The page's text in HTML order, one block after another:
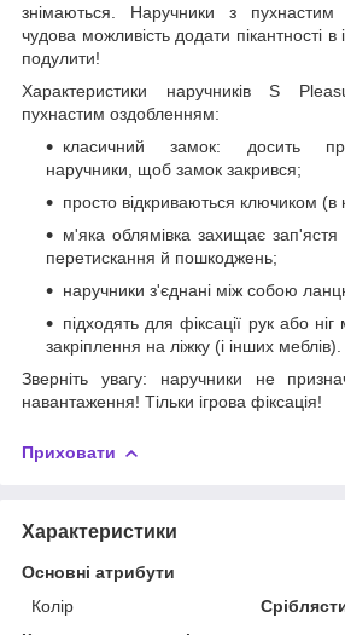
знімаються. Наручники з
чудова можливість додати пікантності
подулити!
Характеристики наручників S
пухнастим оздобленням:
класичний замок: досить
наручники, щоб замок закрився;
просто відкриваються ключиком (в
м'яка облямівка захищає зап'ястя
перетискання й пошкоджень;
наручники з'єднані між собою
підходять для фіксації рук або
закріплення на ліжку (і інших меблів).
Зверніть увагу: наручники не
навантаження! Тільки ігрова фіксація!
Приховати
Характеристики
Основні атрибути
Колір